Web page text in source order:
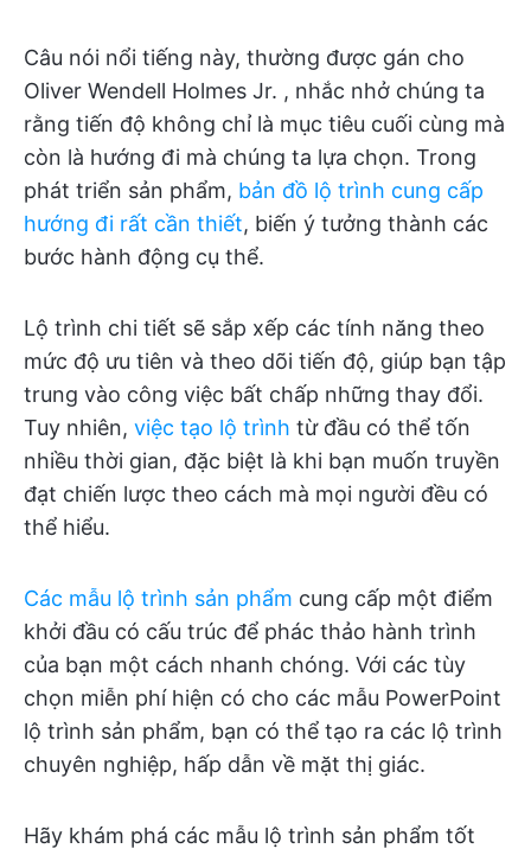
Câu nói nổi tiếng này, thường được gán cho
Oliver Wendell Holmes Jr. , nhắc nhở chúng ta
rằng tiến độ không chỉ là mục tiêu cuối cùng mà
còn là hướng đi mà chúng ta lựa chọn. Trong
phát triển sản phẩm, bản đồ lộ trình cung cấp
hướng đi rất cần thiết, biến ý tưởng thành các
bước hành động cụ thể.
Lộ trình chi tiết sẽ sắp xếp các tính năng theo
mức độ ưu tiên và theo dõi tiến độ, giúp bạn tập
trung vào công việc bất chấp những thay đổi.
Tuy nhiên, việc tạo lộ trình từ đầu có thể tốn
nhiều thời gian, đặc biệt là khi bạn muốn truyền
đạt chiến lược theo cách mà mọi người đều có
thể hiểu.
Các mẫu lộ trình sản phẩm cung cấp một điểm
khởi đầu có cấu trúc để phác thảo hành trình
của bạn một cách nhanh chóng. Với các tùy
chọn miễn phí hiện có cho các mẫu PowerPoint
lộ trình sản phẩm, bạn có thể tạo ra các lộ trình
chuyên nghiệp, hấp dẫn về mặt thị giác.
Hãy khám phá các mẫu lộ trình sản phẩm tốt